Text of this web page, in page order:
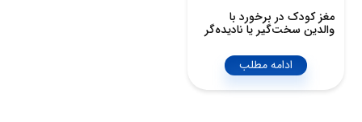
مغز کودک در برخورد با
والدین سخت‌گیر یا نادیده‌گر
ادامه مطلب